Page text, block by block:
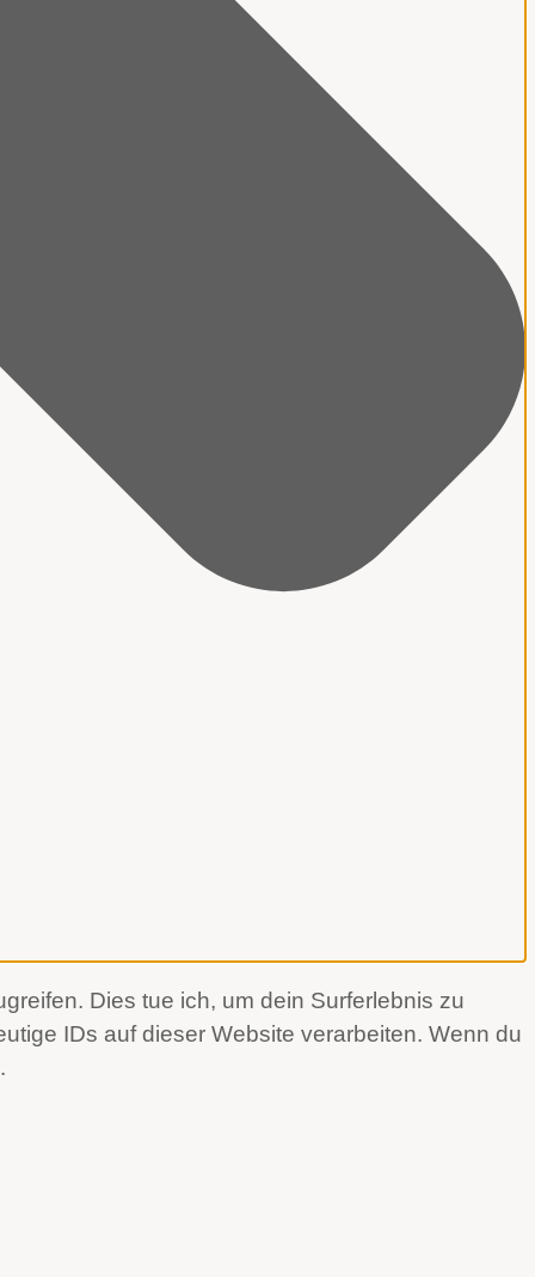
Dies tue ich, um dein Surferlebnis zu
IDs auf dieser Website verarbeiten. Wenn du